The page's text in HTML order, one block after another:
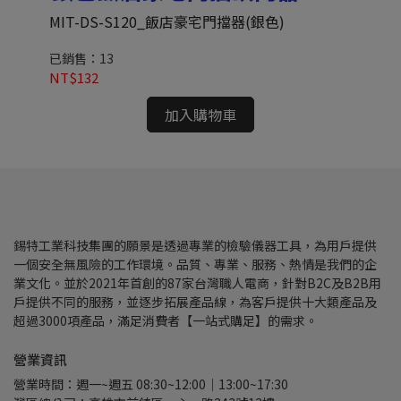
MIT-DS-S120_飯店豪宅門擋器(銀色)
已銷售：13
NT$132
加入購物車
錫特工業科技集團的願景是透過專業的檢驗儀器工具，為用戶提供
一個安全無風險的工作環境。品質、專業、服務、熱情是我們的企
業文化。並於2021年首創的87家台灣職人電商，針對B2C及B2B用
戶提供不同的服務，並逐步拓展產品線，為客戶提供十大類產品及
超過3000項產品，滿足消費者【一站式購足】的需求。
營業資訊
營業時間：週一~週五 08:30~12:00｜13:00~17:30